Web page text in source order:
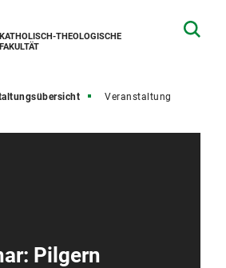
KATHOLISCH-THEOLOGISCHE
FAKULTÄT
Veranstaltung
Pilgern